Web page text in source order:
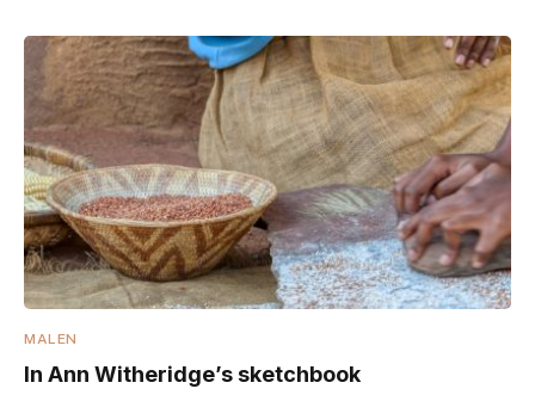
MALEN
In Ann Witheridge’s sketchbook